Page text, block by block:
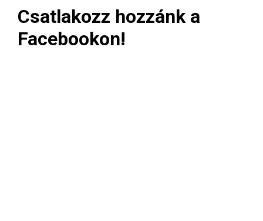
Csatlakozz hozzánk a
Facebookon!